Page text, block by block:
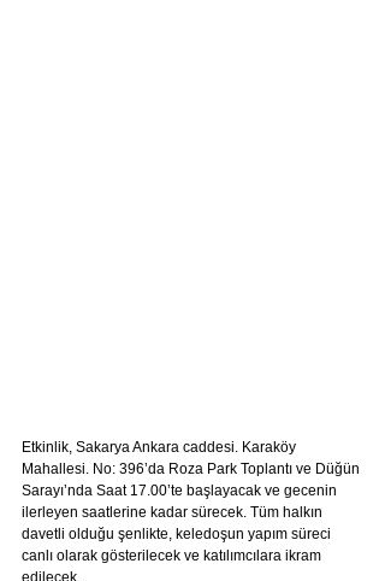
Etkinlik, Sakarya Ankara caddesi. Karaköy
Mahallesi. No: 396’da Roza Park Toplantı ve Düğün
Sarayı’nda Saat 17.00’te başlayacak ve gecenin
ilerleyen saatlerine kadar sürecek. Tüm halkın
davetli olduğu şenlikte, keledoşun yapım süreci
canlı olarak gösterilecek ve katılımcılara ikram
edilecek.